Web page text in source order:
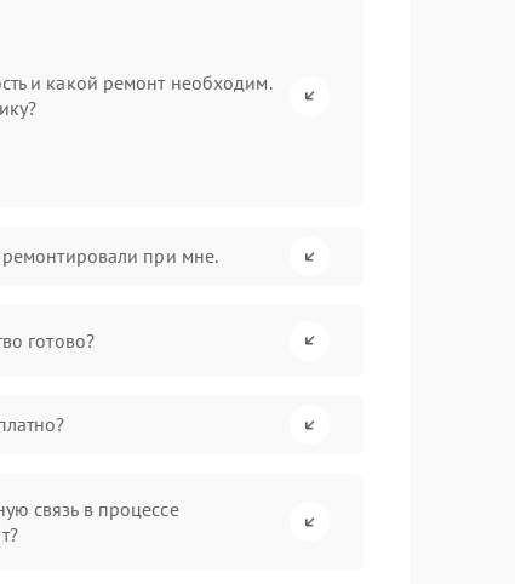
и какой ремонт необходим.
ремонтировали при мне.
готово?
связь в процессе